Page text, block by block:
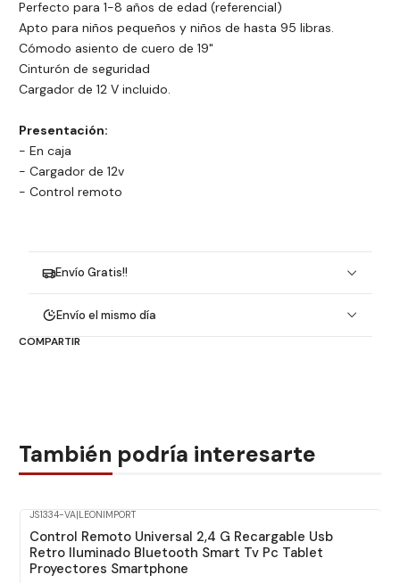
Perfecto para 1-8 años de edad (referencial)
Apto para niños pequeños y niños de hasta 95 libras.
Cómodo asiento de cuero de 19"
Cinturón de seguridad
Cargador de 12 V incluido.
Presentación:
- En caja
- Cargador de 12v
- Control remoto
Envío Gratis!!
Envío el mismo día
COMPARTIR
También podría interesarte
JS1334-VA| LEONIMPORT
Control Remoto Universal 2,4 G Recargable Usb
Retro Iluminado Bluetooth Smart Tv Pc Tablet
Proyectores Smartphone